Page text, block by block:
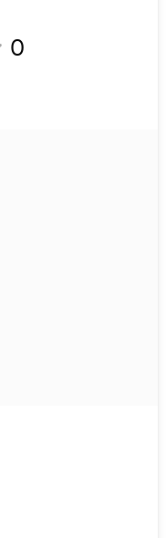
0